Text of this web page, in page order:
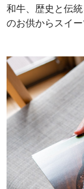
和牛、歴史と伝
のお供からスイ